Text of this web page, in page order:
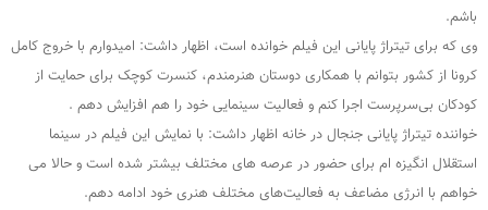
باشم.
وی که برای تیتراژ پایانی این فیلم خوانده است، اظهار داشت: امیدوارم با خروج کامل
کرونا از کشور بتوانم با همکاری دوستان هنرمندم، کنسرت کوچک برای حمایت از
کودکان بی‌سرپرست اجرا کنم و فعالیت سینمایی خود را هم افزایش دهم .
خواننده تیتراژ پایانی جنجال در خانه اظهار داشت: با نمایش این فیلم در سینما
استقلال انگیزه ام برای حضور در عرصه های مختلف بیشتر شده است و حالا می
خواهم با انرژی مضاعف به فعالیت‌های مختلف هنری خود ادامه دهم.